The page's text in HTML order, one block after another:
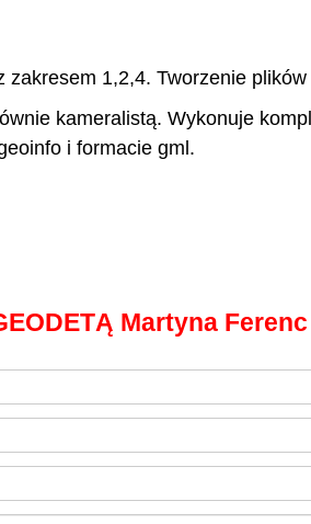
1,2,4. Tworzenie
kameralistą. Wykonuje
i formacie gml.
Martyna